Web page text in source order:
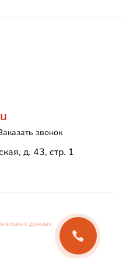
звонок
д. 43, стр. 1
данных